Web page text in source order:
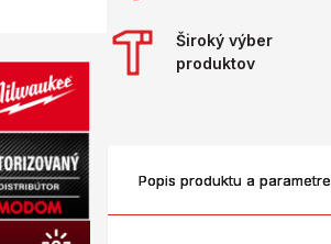
Široký výber
produktov
Popis produktu a parametre